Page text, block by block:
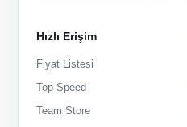
Hızlı Erişim
Fiyat Listesi
Top Speed
Team Store